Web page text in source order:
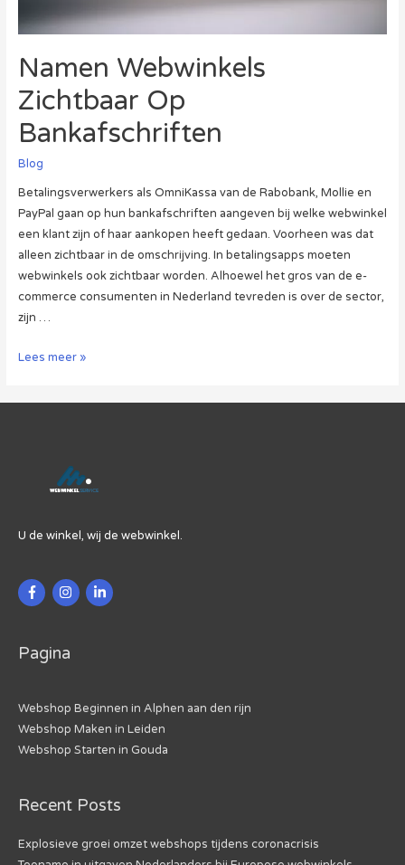
Namen Webwinkels
Zichtbaar Op
Bankafschriften
Blog
Betalingsverwerkers als OmniKassa van de Rabobank, Mollie en
PayPal gaan op hun bankafschriften aangeven bij welke webwinkel
een klant zijn of haar aankopen heeft gedaan. Voorheen was dat
alleen zichtbaar in de omschrijving. In betalingsapps moeten
webwinkels ook zichtbaar worden. Alhoewel het gros van de e-
commerce consumenten in Nederland tevreden is over de sector,
zijn …
Namen
Lees meer »
U de winkel, wij de webwinkel.
Pagina
Webshop Beginnen in Alphen aan den rijn
Webshop Maken in Leiden
Webshop Starten in Gouda
Recent Posts
Explosieve groei omzet webshops tijdens coronacrisis